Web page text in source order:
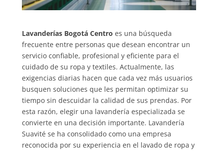
Lavanderías Bogotá Centro es una búsqueda
frecuente entre personas que desean encontrar un
servicio confiable, profesional y eficiente para el
cuidado de su ropa y textiles. Actualmente, las
exigencias diarias hacen que cada vez más usuarios
busquen soluciones que les permitan optimizar su
tiempo sin descuidar la calidad de sus prendas. Por
esta razón, elegir una lavandería especializada se
convierte en una decisión importante. Lavandería
Suavité se ha consolidado como una empresa
reconocida por su experiencia en el lavado de ropa y